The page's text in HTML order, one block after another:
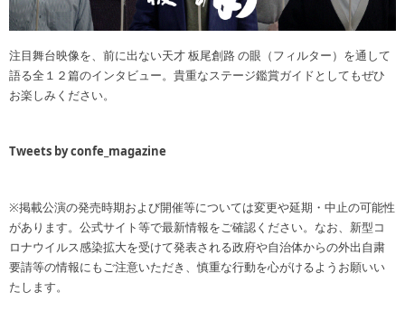
注目舞台映像を、前に出ない天才 板尾創路 の眼（フィルター）を通して
語る全１２篇のインタビュー。貴重なステージ鑑賞ガイドとしてもぜひ
お楽しみください。
Tweets by confe_magazine
※掲載公演の発売時期および開催等については変更や延期・中止の可能性
があります。公式サイト等で最新情報をご確認ください。なお、新型コ
ロナウイルス感染拡大を受けて発表される政府や自治体からの外出自粛
要請等の情報にもご注意いただき、慎重な行動を心がけるようお願いい
たします。